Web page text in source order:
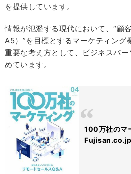
を提供しています。
情報が氾濫する現代において、“顧
A5）”を目標とするマーケティング
重要な考え方として、ビジネスパ
めています。
100万社のマ
Fujisan.co.jp